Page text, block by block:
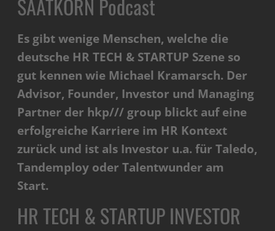
SAATKORN Podcast
Es gibt wenige Menschen, welche die
deutsche HR TECH & STARTUP Szene so
gut kennen wie Michael Kramarsch. Der
Advisor, Founder, Investor und Managing
Partner der hkp/// group blickt auf eine
erfolgreiche Karriere im HR Kontext
zurück und ist als Investor u.a. für Taledo,
Tandemploy oder Talentwunder am
Start.
HR TECH & STARTUP INVESTOR